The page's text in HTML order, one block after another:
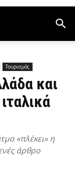
Τουρισμός
και
«πλέκει» η
άρθρο